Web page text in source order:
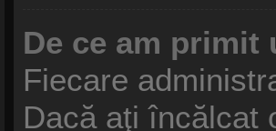
De ce am primit
Fiecare
Dacă aţi încălcat